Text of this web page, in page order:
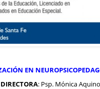
EN
DIRECTORA: Psp. Mónica Aquino